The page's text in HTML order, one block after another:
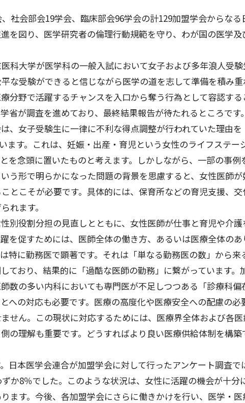
社会部会19学会、臨床部会96学会の計129加盟学会からな
を図り、医学研究者の倫理行動規範を守り、わが国の医学
科大学が医学科の一般入試において女子および多年浪人受
な受験ができると信じながら医学の道を志して準備を積み
分野で活躍するチャンスを入口から奪う行為として容認す
が調査を進めており、最終結果報告が待たれるところです。
、女子受験生に一律に不利な得点調整が行われていた理由
ます。これは、妊娠・出産・育児という女性のライフステ
を念頭に置いたものと考えます。しかしながら、一部の事
う形で明らかになった問題の背景を思慮すると、女性医師
とこそが必要です。具体的には、保育所などの育児支援、
れます。
別役割分担の見直しとともに、女性医師が仕事と育児や介
を促すためには、医師全体の働き方、あるいは医療全体の
特に勤務医で顕著です。それは「単なる勤務医の数」から
ており、結果的に「過酷な医師の勤務」に繋がっています。
数の多い内科においても専門医が不足しつつある「診療科
への対応も必要です。医療の高度化や医療安全への配慮の
せん。この現状に対応するためには、医療界全体および各
の理解も重要です。どうすればより良い医療供給体制を構
日本医学会連合が加盟学会に対して行ったアンケート調査
か8％でした。このような状況は、女性に活躍の機会が十分
ます。今後、各加盟学会にさらに働きかけを行い、医学・